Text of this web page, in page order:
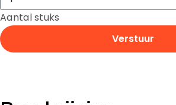
Aantal stuks
Verstuur